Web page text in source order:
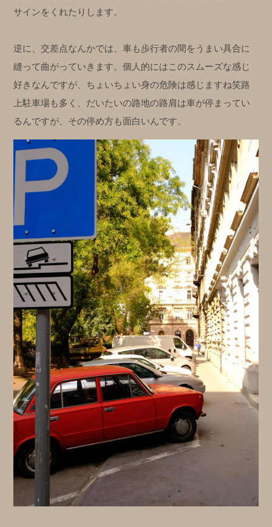
サインをくれたりします。
逆に、交差点なんかでは、車も歩行者の間をうまい具合に
縫って曲がっていきます。個人的にはこのスムーズな感じ
好きなんですが、ちょいちょい身の危険は感じますね笑路
上駐車場も多く、だいたいの路地の路肩は車が停まってい
るんですが、その停め方も面白いんです。